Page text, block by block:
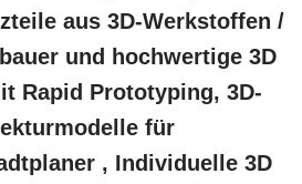
aus 3D-Werkstoffen /
und hochwertige 3D
Rapid Prototyping, 3D-
für
, Individuelle 3D